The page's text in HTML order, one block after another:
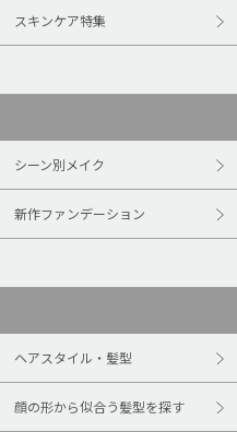
スキンケア特集
シーン別メイク
新作ファンデーション
ヘアスタイル・髪型
顔の形から似合う髪型を探す